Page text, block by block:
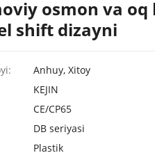
osmon va
shift dizayni
Anhuy, Xitoy
KEJIN
CE/CP65
DB seriyasi
Plastik